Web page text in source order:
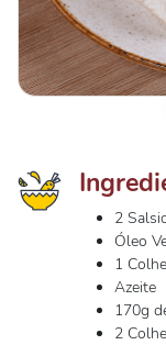
2
Óleo
1
Azeite
170g
2